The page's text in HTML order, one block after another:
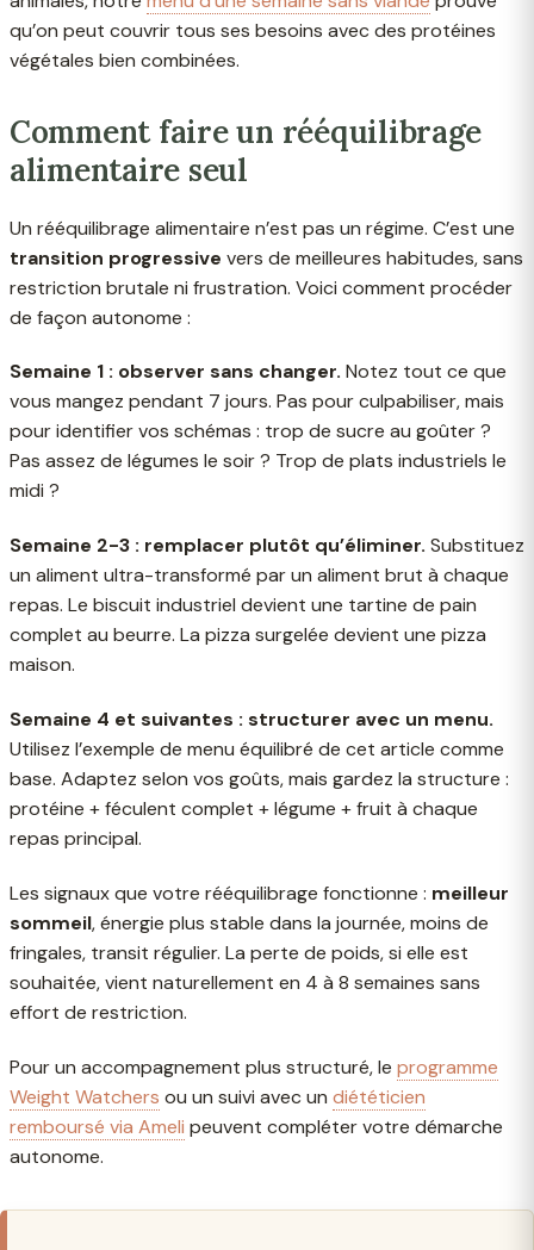
qu’on peut couvrir tous ses besoins avec des protéines
végétales bien combinées.
Comment faire un rééquilibrage
alimentaire seul
Un rééquilibrage alimentaire n’est pas un régime. C’est une
transition progressive vers de meilleures habitudes, sans
restriction brutale ni frustration. Voici comment procéder
de façon autonome :
Semaine 1 : observer sans changer. Notez tout ce que
vous mangez pendant 7 jours. Pas pour culpabiliser, mais
pour identifier vos schémas : trop de sucre au goûter ?
Pas assez de légumes le soir ? Trop de plats industriels le
midi ?
Semaine 2-3 : remplacer plutôt qu’éliminer. Substituez
un aliment ultra-transformé par un aliment brut à chaque
repas. Le biscuit industriel devient une tartine de pain
complet au beurre. La pizza surgelée devient une pizza
maison.
Semaine 4 et suivantes : structurer avec un menu.
Utilisez l’exemple de menu équilibré de cet article comme
base. Adaptez selon vos goûts, mais gardez la structure :
protéine + féculent complet + légume + fruit à chaque
repas principal.
Les signaux que votre rééquilibrage fonctionne : meilleur
sommeil, énergie plus stable dans la journée, moins de
fringales, transit régulier. La perte de poids, si elle est
souhaitée, vient naturellement en 4 à 8 semaines sans
effort de restriction.
Pour un accompagnement plus structuré, le programme
Weight Watchers ou un suivi avec un diététicien
remboursé via Ameli peuvent compléter votre démarche
autonome.